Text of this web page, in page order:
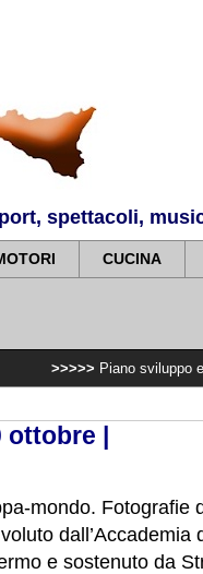
spettacoli,
CUCINA
Piano sviluppo e coesione,
ottobre |
mondo. Fotografie
dall’Accademia
e sostenuto da